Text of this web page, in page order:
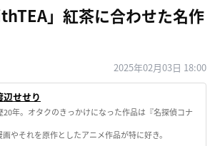
」紅茶に合わせた名作
2025年02月03日 18:00
辺せせり
20年。オタクのきっかけになった作品は『名探偵コナ
やそれを原作としたアニメ作品が特に好き。